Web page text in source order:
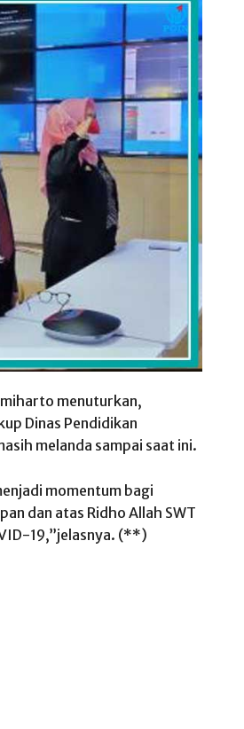
menuturkan,
Dinas Pendidikan
melanda sampai saat ini.
momentum bagi
dan atas Ridho Allah SWT
19,”jelasnya. (**)